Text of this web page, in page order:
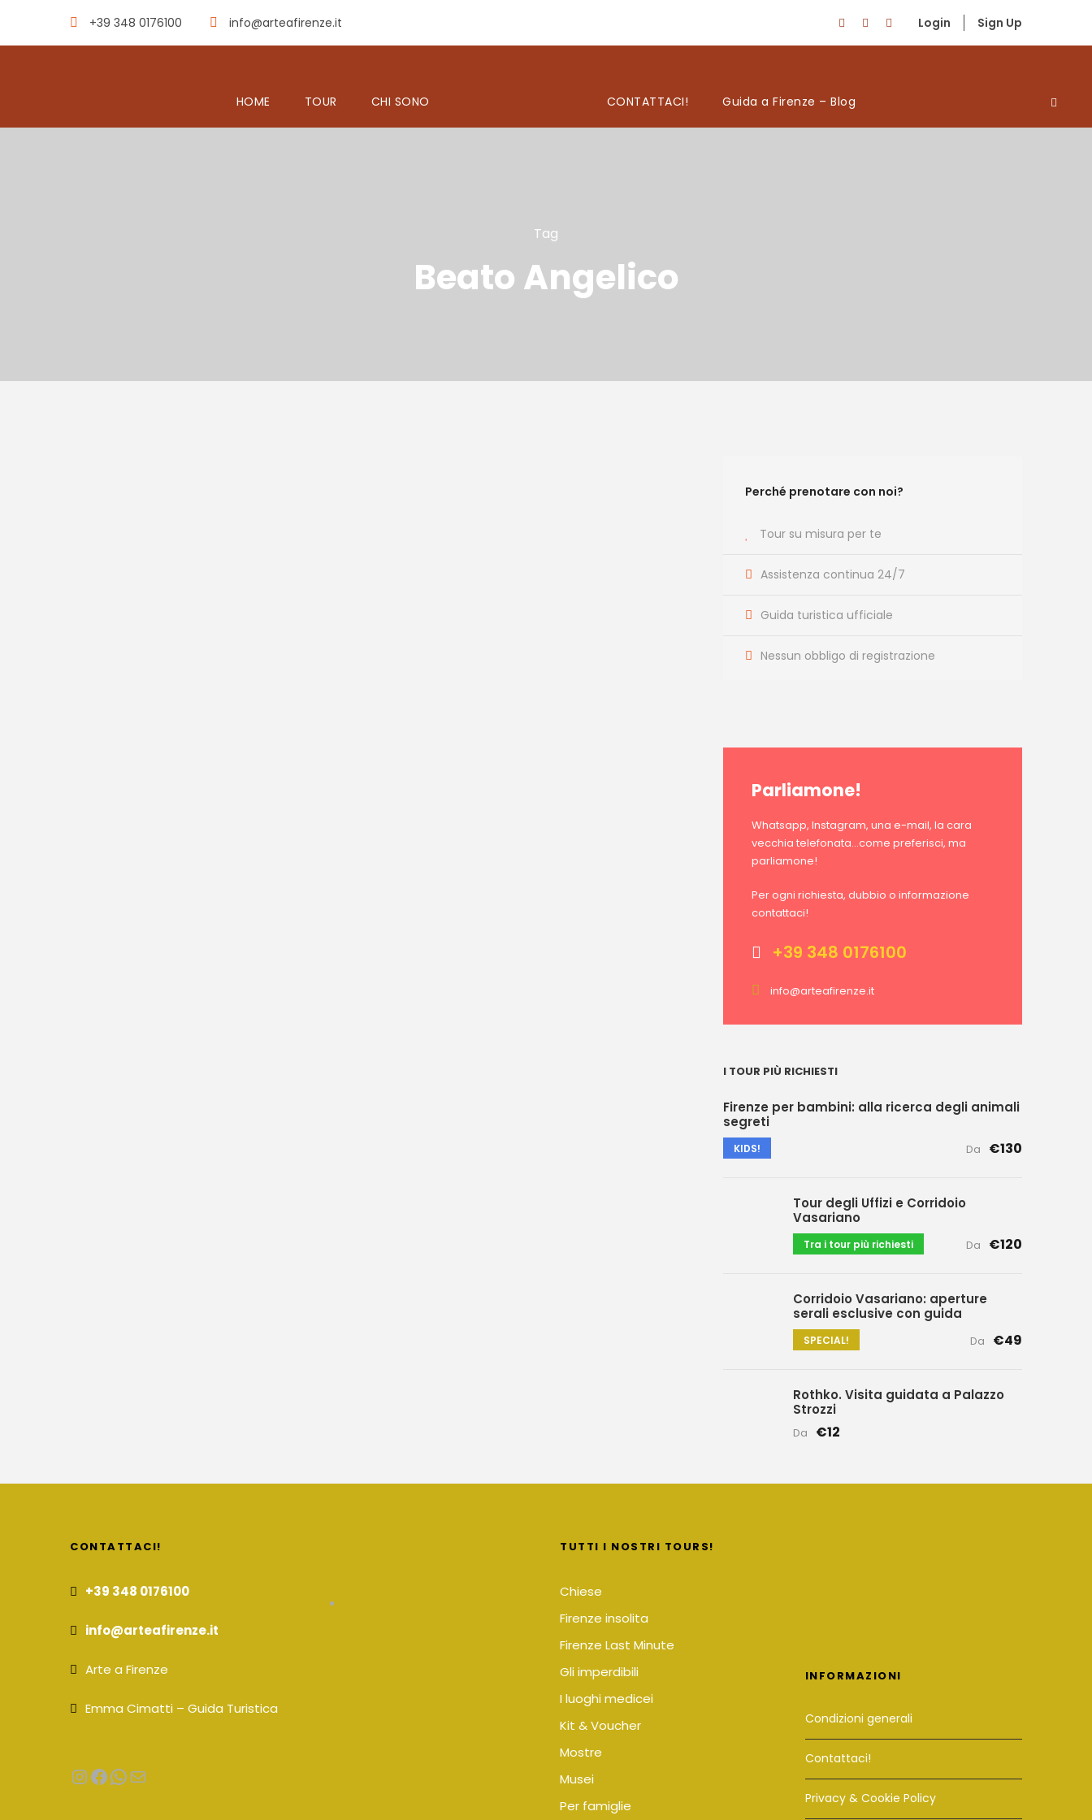
+39 348 0176100 info@arteafirenze.it Login Sign Up
HOME TOUR CHI SONO CONTATTACI! Guida a Firenze – Blog
Tag
Beato Angelico
Perché prenotare con noi?
Tour su misura per te
Assistenza continua 24/7
Guida turistica ufficiale
Nessun obbligo di registrazione
Parliamone!
Whatsapp, Instagram, una e-mail, la cara
vecchia telefonata…come preferisci, ma
parliamone!
Per ogni richiesta, dubbio o informazione
contattaci!
+39 348 0176100
info@arteafirenze.it
I TOUR PIÙ RICHIESTI
Firenze per bambini: alla ricerca degli animali
segreti
KIDS! Da €130
Tour degli Uffizi e Corridoio
Vasariano
Tra i tour più richiesti Da €120
Corridoio Vasariano: aperture
serali esclusive con guida
SPECIAL! Da €49
Rothko. Visita guidata a Palazzo
Strozzi
Da €12
CONTATTACI!
+39 348 0176100
info@arteafirenze.it
Arte a Firenze
Emma Cimatti – Guida Turistica
InstagramFacebook WhatsApp Email
TUTTI I NOSTRI TOURS!
Chiese
Firenze insolita
Firenze Last Minute
Gli imperdibili
I luoghi medicei
Kit & Voucher
Mostre
Musei
Per famiglie
INFORMAZIONI
Condizioni generali
Contattaci!
Privacy & Cookie Policy